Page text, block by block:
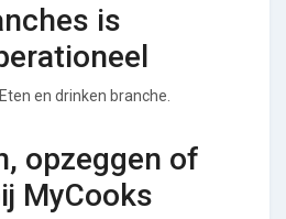
is
en drinken branche.
opzeggen of
MyCooks